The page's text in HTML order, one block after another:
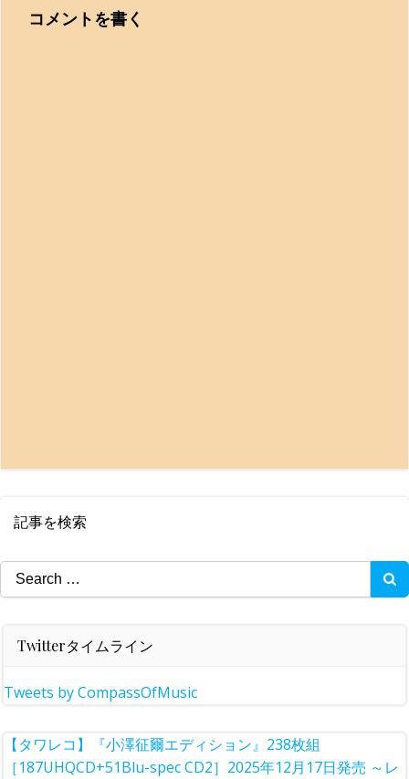
コメントを書く
記事を検索
Search
for:
Twitterタイムライン
Tweets by CompassOfMusic
【タワレコ】『小澤征爾エディション』238枚組
［187UHQCD+51Blu-spec CD2］2025年12月17日発売 ～レ